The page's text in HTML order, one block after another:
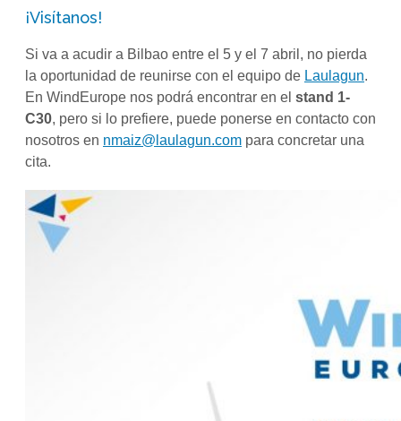
¡Visítanos!
Si va a acudir a Bilbao entre el 5 y el 7 abril, no pierda
la oportunidad de reunirse con el equipo de Laulagun.
En WindEurope nos podrá encontrar en el stand 1-
C30, pero si lo prefiere, puede ponerse en contacto con
nosotros en nmaiz@laulagun.com para concretar una
cita.